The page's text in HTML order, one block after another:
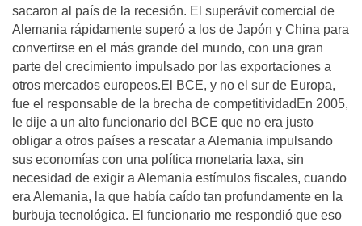
sacaron al país de la recesión. El superávit comercial de
Alemania rápidamente superó a los de Japón y China para
convertirse en el más grande del mundo, con una gran
parte del crecimiento impulsado por las exportaciones a
otros mercados europeos.El BCE, y no el sur de Europa,
fue el responsable de la brecha de competitividadEn 2005,
le dije a un alto funcionario del BCE que no era justo
obligar a otros países a rescatar a Alemania impulsando
sus economías con una política monetaria laxa, sin
necesidad de exigir a Alemania estímulos fiscales, cuando
era Alemania, la que había caído tan profundamente en la
burbuja tecnológica. El funcionario me respondió que eso